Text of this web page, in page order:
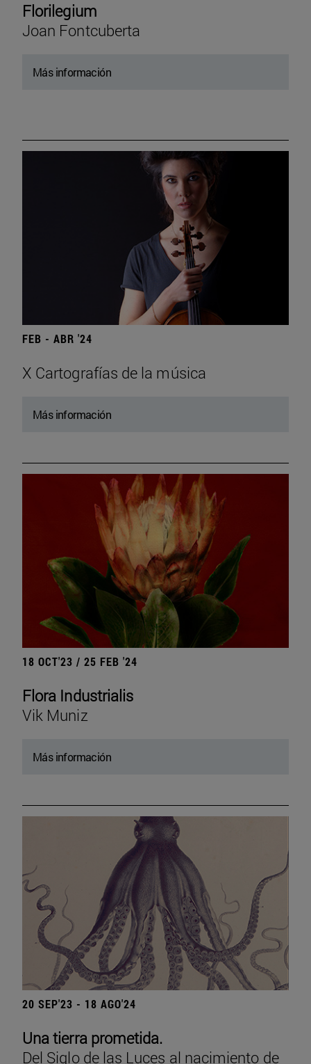
Florilegium
Joan Fontcuberta
Más información
FEB - ABR '24
X Cartografías de la música
Más información
18 OCT'23 / 25 FEB '24
Flora Industrialis
Vik Muniz
Más información
20 SEP'23 - 18 AGO'24
Una tierra prometida.
Del Siglo de las Luces al nacimiento de